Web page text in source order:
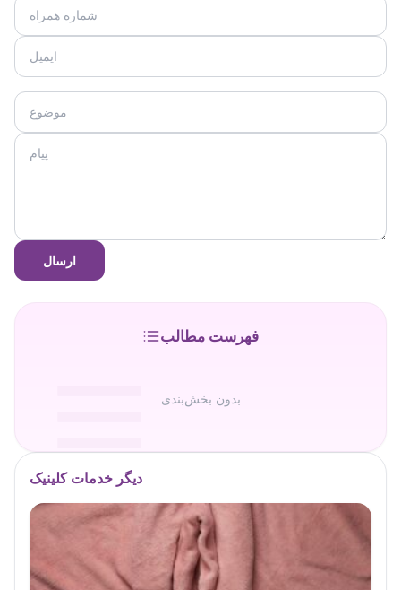
ارسال
فهرست مطالب
بدون بخش‌بندی
دیگر خدمات کلینیک